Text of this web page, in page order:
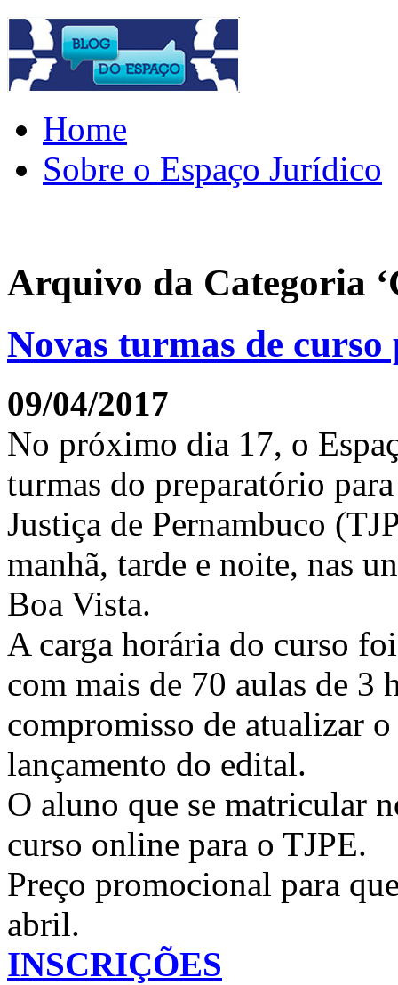
Home
Sobre o Espaço Jurídico
Arquivo da Categoria
Novas turmas de
09/04/2017
No próximo dia 17, o
turmas do preparatório
Justiça de Pernambuco
manhã, tarde e noite, nas
Boa Vista.
A carga horária do curso
com mais de 70 aulas de 3
compromisso de atualizar
lançamento do edital.
O aluno que se matricular
curso online para o TJPE.
Preço promocional para
abril.
INSCRIÇÕES